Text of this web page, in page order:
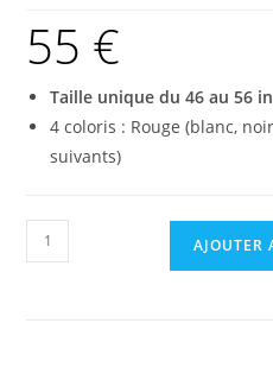
55 €
Taille unique du 46 au 56
4 coloris : Rouge (blanc,
suivants)
AJOUTER